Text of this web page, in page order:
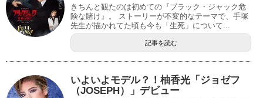
きちんと観たのは初めての『ブラック・ジャック危
険な賭け』。 ストーリーが不変的なテーマで、手塚
先生が描かれてた頃も今も「生死」について...
記事を読む
いよいよモデル？！柚香光「ジョゼフ
（JOSEPH）」デビュー